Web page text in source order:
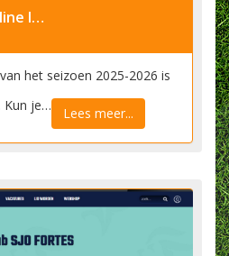
Kikkerleer juni online lezen
het seizoen 2025-2026 is
Kun je…
Lees meer...